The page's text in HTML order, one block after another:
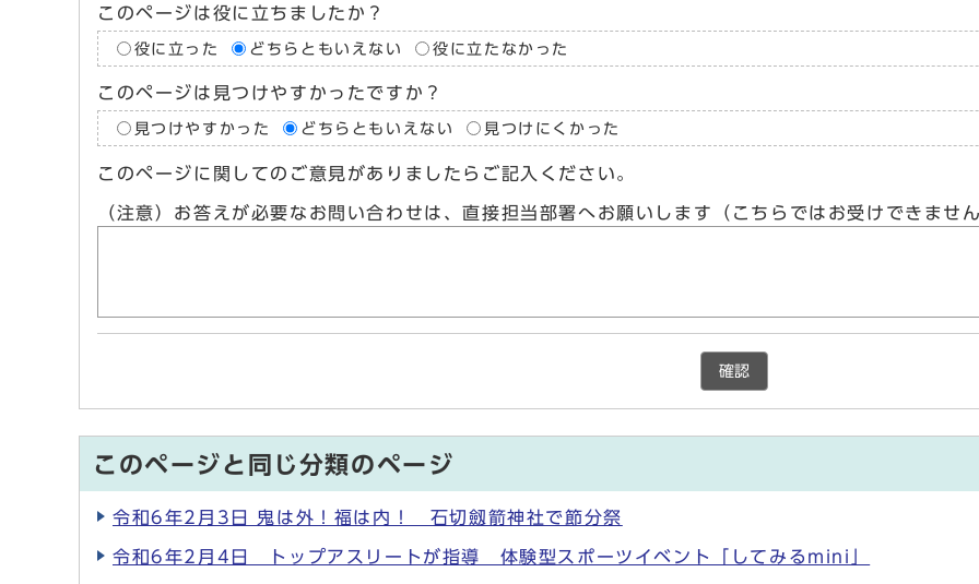
このページは役に立ちましたか？
役に立った どちらともいえない 役に立たなかった
このページは見つけやすかったですか？
見つけやすかった どちらともいえない 見つけにくかった
このページに関してのご意見がありましたらご記入ください。
（注意）お答えが必要なお問い合わせは、直接担当部署へお願いします（こちらではお受けできませ
確認
このページと同じ分類のページ
令和6年2月3日 鬼は外！福は内！ 石切劔箭神社で節分祭
令和6年2月4日 トップアスリートが指導 体験型スポーツイベント「してみるmini」